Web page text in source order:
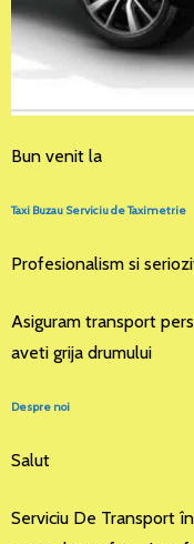
Bun venit la
Taxi Buzau Serviciu de Taximetrie
Profesionalism si
Asiguram transport
aveti grija drumului
Despre noi
Salut
Serviciu De Transport